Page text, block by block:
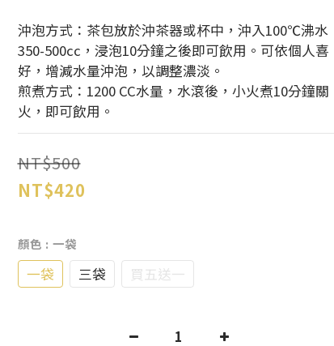
沖泡方式：茶包放於沖茶器或杯中，沖入100℃沸水
350-500cc，浸泡10分鐘之後即可飲用。可依個人喜
好，增減水量沖泡，以調整濃淡。
煎煮方式：1200 CC水量，水滾後，小火煮10分鐘關
火，即可飲用。
NT$500
NT$420
顏色 : 一袋
一袋 三袋 買五送一